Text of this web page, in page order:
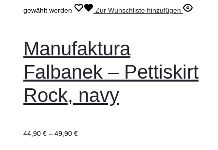
gewählt werden
Zur Wunschliste hinzufügen
Manufaktura
Falbanek – Pettiskirt
Rock, navy
44,90 € – 49,90 €